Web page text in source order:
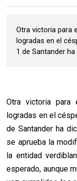
Otra victoria para
logradas en el
1 de Santander ha
Otra victoria para
logradas en el
de Santander ha
se aprueba la
la entidad
esperado, aunque